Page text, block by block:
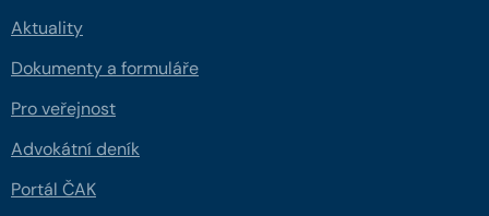
Aktuality
Dokumenty a formuláře
Pro veřejnost
Advokátní deník
Portál ČAK